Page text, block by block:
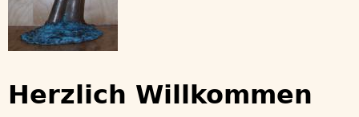
Herzlich Willkommen